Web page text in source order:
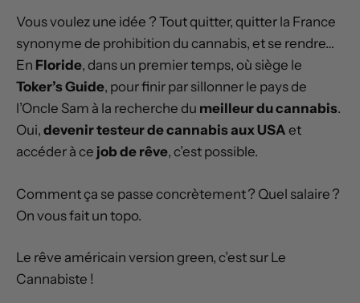
Vous voulez une idée ? Tout quitter, quitter la France
synonyme de prohibition du cannabis, et se rendre…
En Floride, dans un premier temps, où siège le
Toker’s Guide, pour finir par sillonner le pays de
l’Oncle Sam à la recherche du meilleur du cannabis.
Oui, devenir testeur de cannabis aux USA et
accéder à ce job de rêve, c’est possible.
Comment ça se passe concrètement ? Quel salaire ?
On vous fait un topo.
Le rêve américain version green, c’est sur Le
Cannabiste !